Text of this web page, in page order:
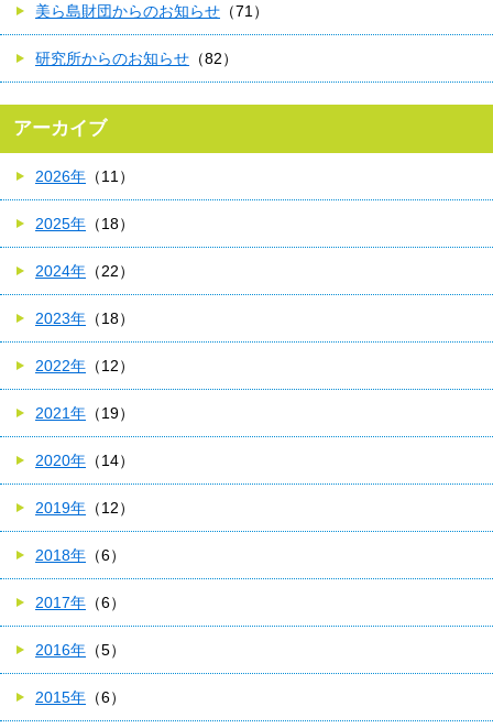
美ら島財団からのお知らせ （71）
研究所からのお知らせ （82）
アーカイブ
2026年 （11）
2025年 （18）
2024年 （22）
2023年 （18）
2022年 （12）
2021年 （19）
2020年 （14）
2019年 （12）
2018年 （6）
2017年 （6）
2016年 （5）
2015年 （6）